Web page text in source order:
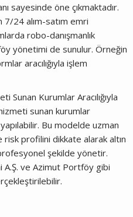
sayesinde öne çıkmaktadır.
24 alım-satım emri
robo-danışmanlık
yönetimi de sunulur. Örneğin
aracılığıyla işlem
Kurumlar Aracılığıyla
sunan kurumlar
yapılabilir. Bu modelde uzman
risk profilini dikkate alarak altın
şekilde yönetir.
ve Azimut Portföy gibi